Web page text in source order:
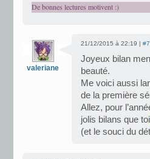
De bonnes lectures motivent :)
valeriane
21/12/2015 à 22:19 | #7
Joyeux bilan
beauté.
Me voici aussi
de la première
Allez, pour
jolis bilans que toi
(et le souci du